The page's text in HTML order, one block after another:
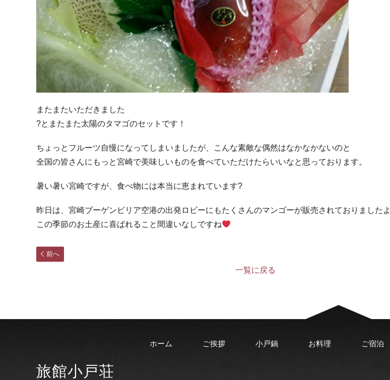
またまたいただきました
?とまたまた太陽のタマゴのセットです！
ちょっとフルーツ自慢になってしまいましたが、こんな素敵な偶然はなかなかないのと
全国の皆さんにもっと宮崎で美味しいものを食べていただけたらいいなと思っております。
暑い暑い宮崎ですが、食べ物には本当に恵まれています?
昨日は、宮崎ブーゲンビリア空港の出発ロビーにもたくさんのマンゴーが販売されておりましたよ
この季節のお土産に喜ばれること間違いなしですね
前へ
一覧に戻る
ホーム ご挨拶 小戸鍋 お料理 ご宿泊
旅館小戸荘